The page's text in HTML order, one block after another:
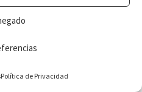
Política de Privacidad
y Estética 2026